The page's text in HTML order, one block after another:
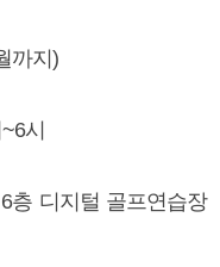
까지)
시
층 디지털 골프연습장